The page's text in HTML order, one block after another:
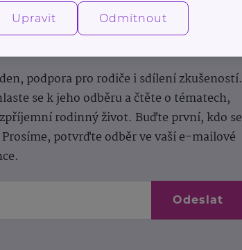
podpora pro rodiče i sdílení zkušeností.
se k jeho odběru a čtěte o tématech,
rodinný život. Buďte první, kdo se
potvrďte odběr ve vaší e-mailové
Odeslat
Upravit Odmítnout